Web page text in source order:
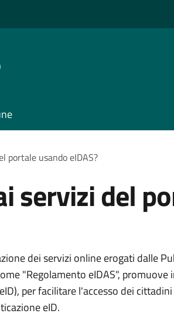
portale usando eIDAS?
servizi del
dei servizi online erogati dalle
"Regolamento eIDAS",
per facilitare l'accesso dei
eID.